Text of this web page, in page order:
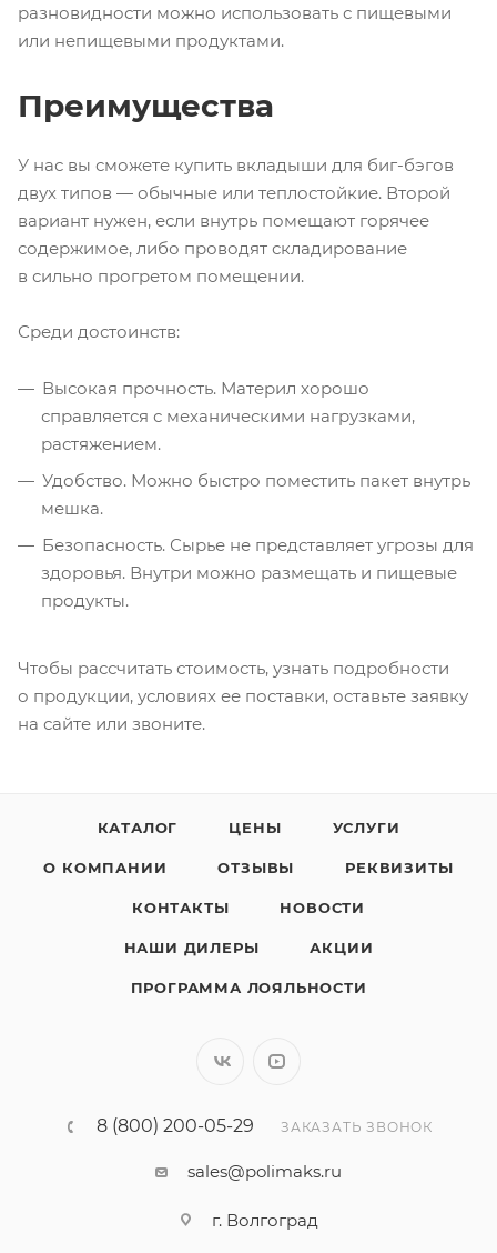
разновидности можно использовать с пищевыми
или непищевыми продуктами.
Преимущества
У нас вы сможете купить вкладыши для биг-бэгов
двух типов — обычные или теплостойкие. Второй
вариант нужен, если внутрь помещают горячее
содержимое, либо проводят складирование
в сильно прогретом помещении.
Среди достоинств:
Высокая прочность. Материл хорошо
справляется с механическими нагрузками,
растяжением.
Удобство. Можно быстро поместить пакет внутрь
мешка.
Безопасность. Сырье не представляет угрозы для
здоровья. Внутри можно размещать и пищевые
продукты.
Чтобы рассчитать стоимость, узнать подробности
о продукции, условиях ее поставки, оставьте заявку
на сайте или звоните.
КАТАЛОГ ЦЕНЫ УСЛУГИ
О КОМПАНИИ ОТЗЫВЫ РЕКВИЗИТЫ
КОНТАКТЫ НОВОСТИ
НАШИ ДИЛЕРЫ АКЦИИ
ПРОГРАММА ЛОЯЛЬНОСТИ
8 (800) 200-05-29 ЗАКАЗАТЬ ЗВОНОК
sales@polimaks.ru
г. Волгоград